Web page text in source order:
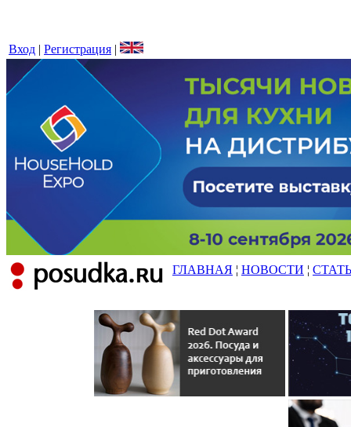
Вход | Регистрация |
ГЛАВНАЯ ¦ НОВОСТИ ¦